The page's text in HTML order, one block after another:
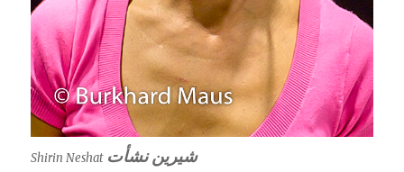
Shirin Neshat شيرين نشأت